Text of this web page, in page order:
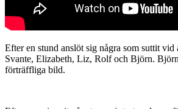
Efter en stund anslöt sig några som suttit
Svante, Elizabeth, Liz, Rolf och Björn.
förträffliga bild.